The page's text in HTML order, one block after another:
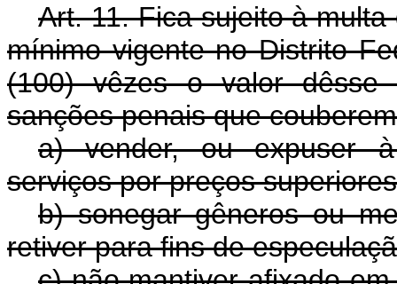
Art. 11. Fica sujeito à
mínimo vigente no Distrito
(100) vêzes o valor dêsse
sanções penais que
a) vender, ou expuser
serviços por preços
b) sonegar gêneros ou
retiver para fins de